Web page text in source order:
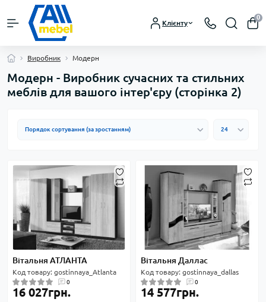
Клієнту
0
Виробник Модерн
Модерн - Виробник сучасних та стильних
меблів для вашого інтер'єру (сторінка 2)
Вітальня АТЛАНТА
Код товару: gostinnaya_Atlanta
0
16 027грн.
Вітальня Даллас
Код товару: gostinnaya_dallas
0
14 577грн.